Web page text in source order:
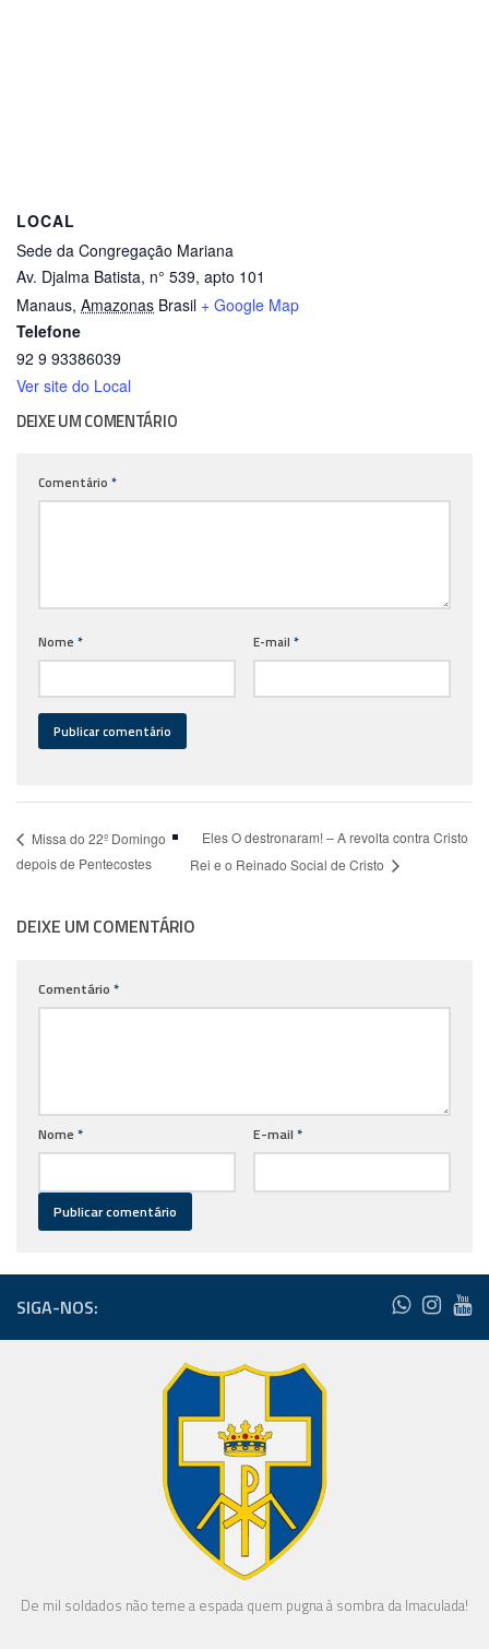
LOCAL
Sede da Congregação Mariana
Av. Djalma Batista, n° 539, apto 101
Manaus, Amazonas Brasil + Google Map
Telefone
92 9 93386039
Ver site do Local
DEIXE UM COMENTÁRIO
Comentário *
Nome * E-mail *
Missa do 22º Domingo
depois de Pentecostes
Eles O destronaram! – A revolta contra Cristo
Rei e o Reinado Social de Cristo
DEIXE UM COMENTÁRIO
Comentário *
Nome * E-mail *
SIGA-NOS:
De mil soldados não teme a espada quem pugna à sombra da Imaculada!